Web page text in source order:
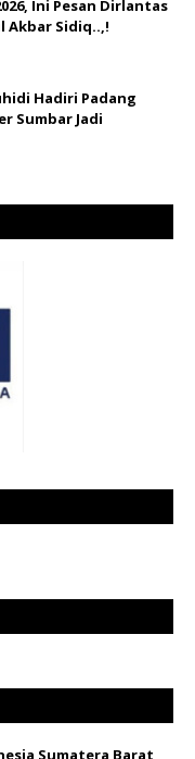
Ini Pesan Dirlantas
Akbar Sidiq..,!
Hadiri Padang
Sumbar Jadi
Sumatera Barat